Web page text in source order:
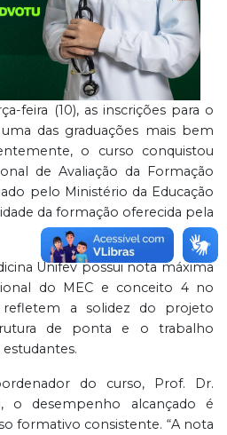
feira (10), as inscrições para o
das graduações mais bem
o curso conquistou
de Avaliação da Formação
pelo Ministério da Educação
da formação oferecida pela
Unifev possui nota máxima
do MEC e conceito 4 no
refletem a solidez do projeto
de ponta e o trabalho
do curso, Prof. Dr.
o desempenho alcançado é
formativo consistente. “A nota